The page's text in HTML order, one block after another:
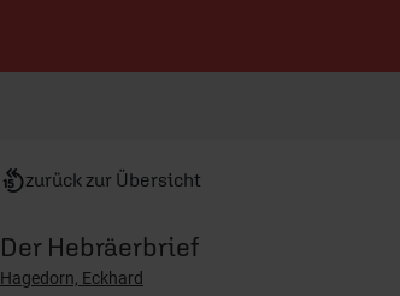
zurück zur Übersicht
Der Hebräerbrief
Hagedorn, Eckhard